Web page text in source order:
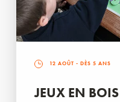
12 AOÛT - DÈS 5 ANS
JEUX EN BOIS